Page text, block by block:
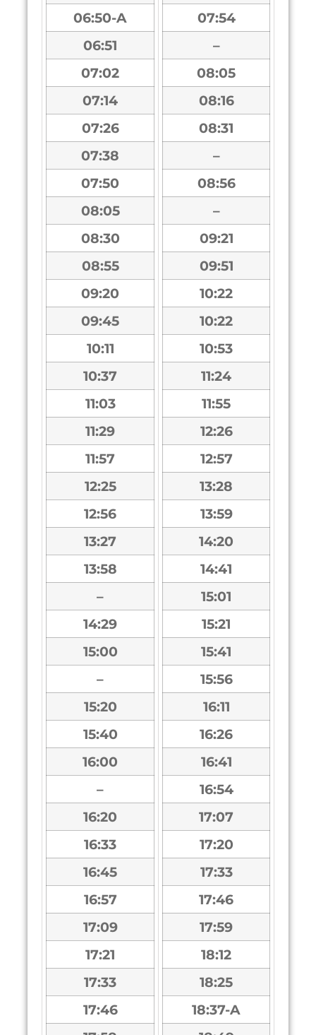
06:50-A
06:51
07:02
07:14
07:26
07:38
07:50
08:05
08:30
08:55
09:20
09:45
10:11
10:37
11:03
11:29
11:57
12:25
12:56
13:27
13:58
–
14:29
15:00
–
15:20
15:40
16:00
–
16:20
16:33
16:45
16:57
17:09
17:21
17:33
17:46
07:54
–
08:05
08:16
08:31
–
08:56
–
09:21
09:51
10:22
10:22
10:53
11:24
11:55
12:26
12:57
13:28
13:59
14:20
14:41
15:01
15:21
15:41
15:56
16:11
16:26
16:41
16:54
17:07
17:20
17:33
17:46
17:59
18:12
18:25
18:37-A